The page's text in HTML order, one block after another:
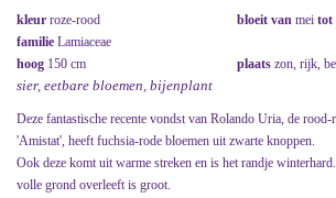
kleur roze-rood bloeit van mei tot
familie Lamiaceae
hoog 150 cm plaats zon, rijk,
sier, eetbare bloemen, bijenplant
Deze fantastische recente vondst van Rolando Uria, de rood-
'Amistat', heeft fuchsia-rode bloemen uit zwarte knoppen.
Ook deze komt uit warme streken en is het randje
volle grond overleeft is groot.